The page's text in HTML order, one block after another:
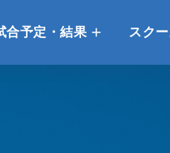
合予定・結果 スク